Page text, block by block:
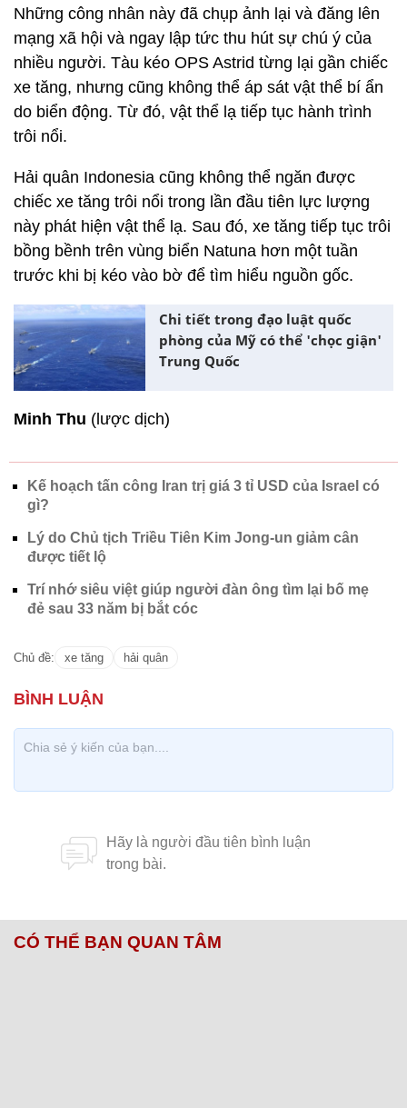
Những công nhân này đã chụp ảnh lại và đăng lên
mạng xã hội và ngay lập tức thu hút sự chú ý của
nhiều người. Tàu kéo OPS Astrid từng lại gần chiếc
xe tăng, nhưng cũng không thể áp sát vật thể bí ẩn
do biển động. Từ đó, vật thể lạ tiếp tục hành trình
trôi nổi.
Hải quân Indonesia cũng không thể ngăn được
chiếc xe tăng trôi nổi trong lần đầu tiên lực lượng
này phát hiện vật thể lạ. Sau đó, xe tăng tiếp tục trôi
bồng bềnh trên vùng biển Natuna hơn một tuần
trước khi bị kéo vào bờ để tìm hiểu nguồn gốc.
Chi tiết trong đạo luật quốc
phòng của Mỹ có thể 'chọc giận'
Trung Quốc
Minh Thu (lược dịch)
Kế hoạch tấn công Iran trị giá 3 tỉ USD của Israel có
gì?
Lý do Chủ tịch Triều Tiên Kim Jong-un giảm cân
được tiết lộ
Trí nhớ siêu việt giúp người đàn ông tìm lại bố mẹ
đẻ sau 33 năm bị bắt cóc
Chủ đề: xe tăng hải quân
CÓ THỂ BẠN QUAN TÂM